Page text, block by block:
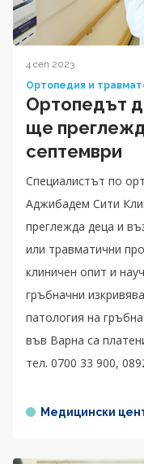
4 сеп 2023
Ортопедия и
Ортопедът
ще
септември
Специалистът по
Аджибадем Сити
преглежда деца и
или травматични
клиничен опит и
гръбначни
патология на
във Варна са
тел. 0700 33 900,
Медицински